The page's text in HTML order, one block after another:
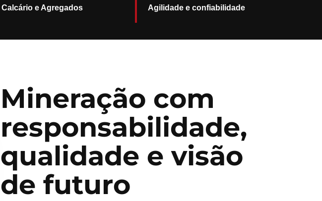
Calcário e Agregados Agilidade e confiabilidade
Mineração com
responsabilidade,
qualidade e visão
de futuro